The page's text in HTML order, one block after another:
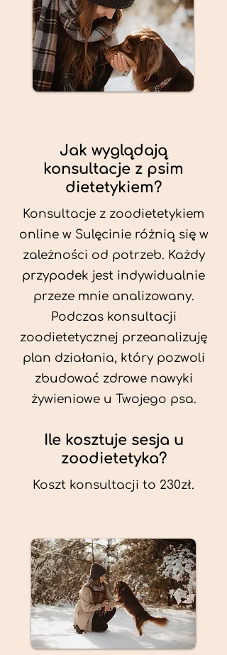
Jak wyglądają
konsultacje z psim
dietetykiem?
Konsultacje z zoodietetykiem
online w Sulęcinie różnią się w
zależności od potrzeb. Każdy
przypadek jest indywidualnie
przeze mnie analizowany.
Podczas konsultacji
zoodietetycznej przeanalizuję
plan działania, który pozwoli
zbudować zdrowe nawyki
żywieniowe u Twojego psa.
Ile kosztuje sesja u
zoodietetyka?
Koszt konsultacji to 230zł.